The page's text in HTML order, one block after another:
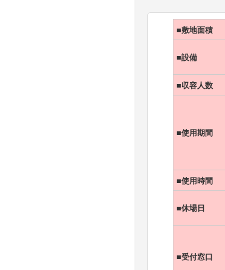
■敷地面積
■設備
■収容人数
■使用期間
■使用時間
■休場日
■受付窓口